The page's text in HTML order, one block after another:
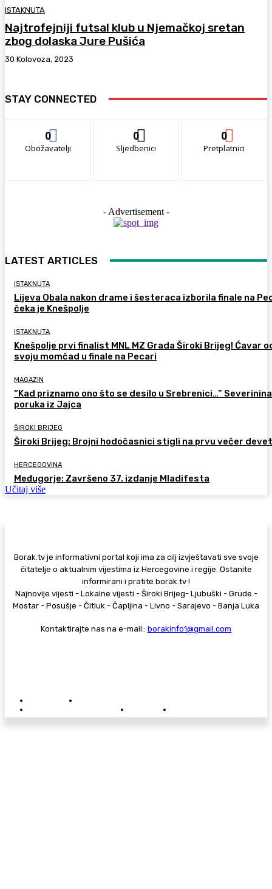
ISTAKNUTA
Najtrofejniji futsal klub u Njemačkoj sretan
zbog dolaska Jure Pušića
30 Kolovoza, 2023
STAY CONNECTED
0
Obožavatelji
0
Sljedbenici
0
Pretplatnici
- Advertisement -
LATEST ARTICLES
ISTAKNUTA
Lijeva Obala nakon drame i šesteraca izborila finale na
čeka je Knešpolje
ISTAKNUTA
Knešpolje prvi finalist MNL MZ Grada Široki Brijeg! Ćavar
svoju momčad u finale na Pecari
MAGAZIN
“Kad priznamo ono što se desilo u Srebrenici…” Severinina
poruka iz Jajca
ŠIROKI BRIJEG
Široki Brijeg: Brojni hodočasnici stigli na prvu večer
HERCEGOVINA
Međugorje: Završeno 37. izdanje Mladifesta
Učitaj više
Borak.tv je informativni portal koji ima za cilj izvještavati sve svoje
čitatelje o aktualnim vijestima iz Hercegovine i regije. Ostanite
informirani i pratite borak.tv !
Najnovije vijesti - Lokalne vijesti - Široki Brijeg- Ljubuški - Grude -
Mostar - Posušje - Čitluk - Čapljina - Livno - Sarajevo - Banja Luka
Kontaktirajte nas na e-mail:: borakinfo1@gmail.com